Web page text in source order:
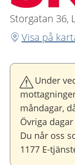
Storgatan 36,
Visa på
Under
måndagar,
Övriga
Du når oss
1177 E-